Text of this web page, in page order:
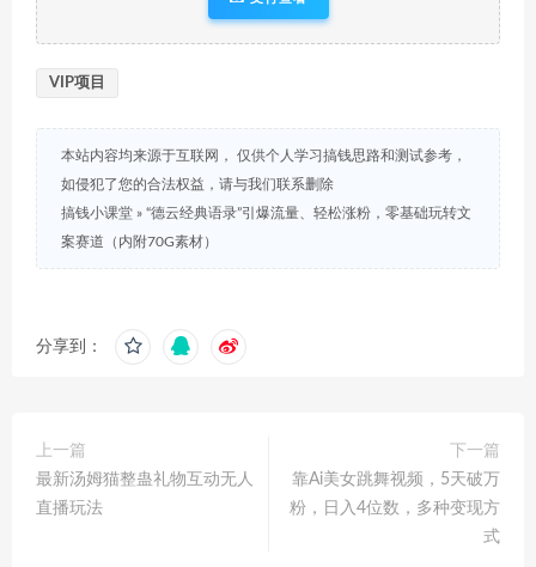
VIP项目
本站内容均来源于互联网， 仅供个人学习搞钱思路和测试参考，
如侵犯了您的合法权益，请与我们联系删除
搞钱小课堂 » “德云经典语录”引爆流量、轻松涨粉，零基础玩转文
案赛道（内附70G素材）
分享到：
上一篇
最新汤姆猫整蛊礼物互动无人
直播玩法
下一篇
靠Ai美女跳舞视频，5天破万
粉，日入4位数，多种变现方
式